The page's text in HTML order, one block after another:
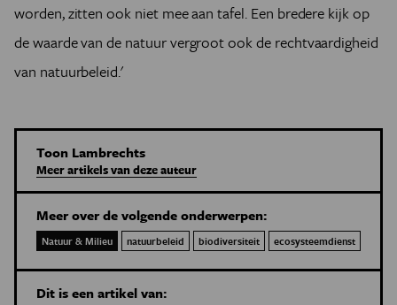
worden, zitten ook niet mee aan tafel. Een bredere kijk op
de waarde van de natuur vergroot ook de rechtvaardigheid
van natuurbeleid.'
Toon Lambrechts
Meer artikels van deze auteur
Meer over de volgende onderwerpen:
Natuur & Milieu natuurbeleid biodiversiteit ecosysteemdienst
Dit is een artikel van: